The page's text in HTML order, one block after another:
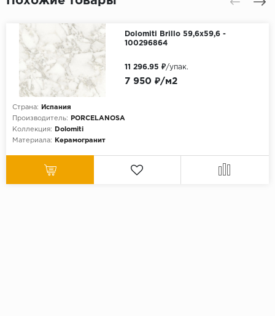
Dolomiti Brillo 59,6x59,6 -
100296864
Страна:
Испания
Производитель:
PORCELANOSA
Коллекция:
Dolomiti
Материала:
Керамогранит
7 950 ₽/м2
11 296.95 ₽/упак.